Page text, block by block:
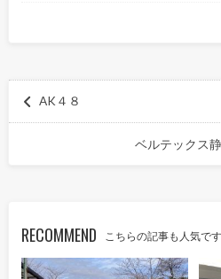
AK４８
ベルテックス
RECOMMEND こちらの記事も人気です